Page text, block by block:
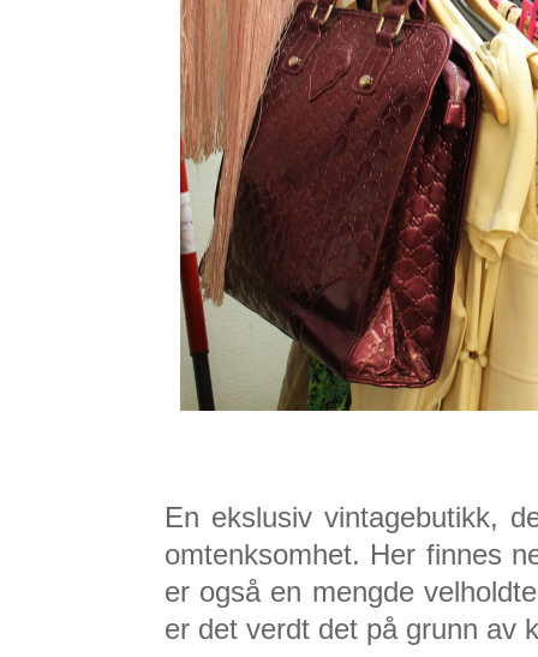
En ekslusiv vintagebutikk,
omtenksomhet. Her finnes
er også en mengde
er det verdt det på grunn av